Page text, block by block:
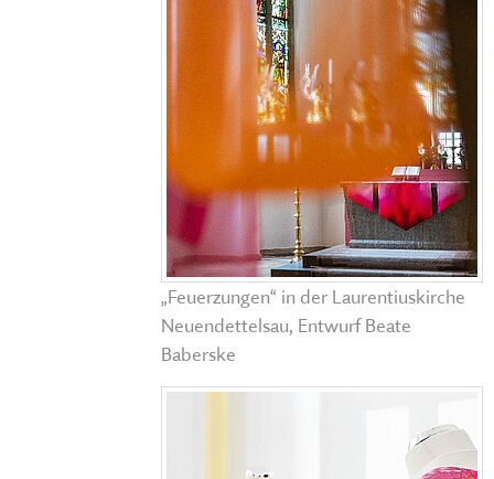
„Feuerzungen“ in der Laurentiuskirche
Neuendettelsau, Entwurf Beate
Baberske